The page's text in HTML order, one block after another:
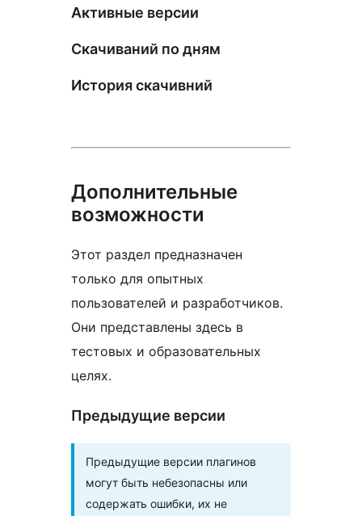
Активные версии
Скачиваний по дням
История скачивний
Дополнительные
возможности
Этот раздел предназначен
только для опытных
пользователей и разработчиков.
Они представлены здесь в
тестовых и образовательных
целях.
Предыдущие версии
Предыдущие версии плагинов
могут быть небезопасны или
содержать ошибки, их не